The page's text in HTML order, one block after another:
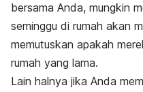
bersama Anda, mungkin
seminggu di rumah akan
memutuskan apakah
rumah yang lama.
Lain halnya jika Anda